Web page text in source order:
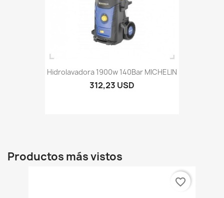
Hidrolavadora 1900w 140Bar MICHELIN
312,23 USD
Productos más vistos
favorite_border